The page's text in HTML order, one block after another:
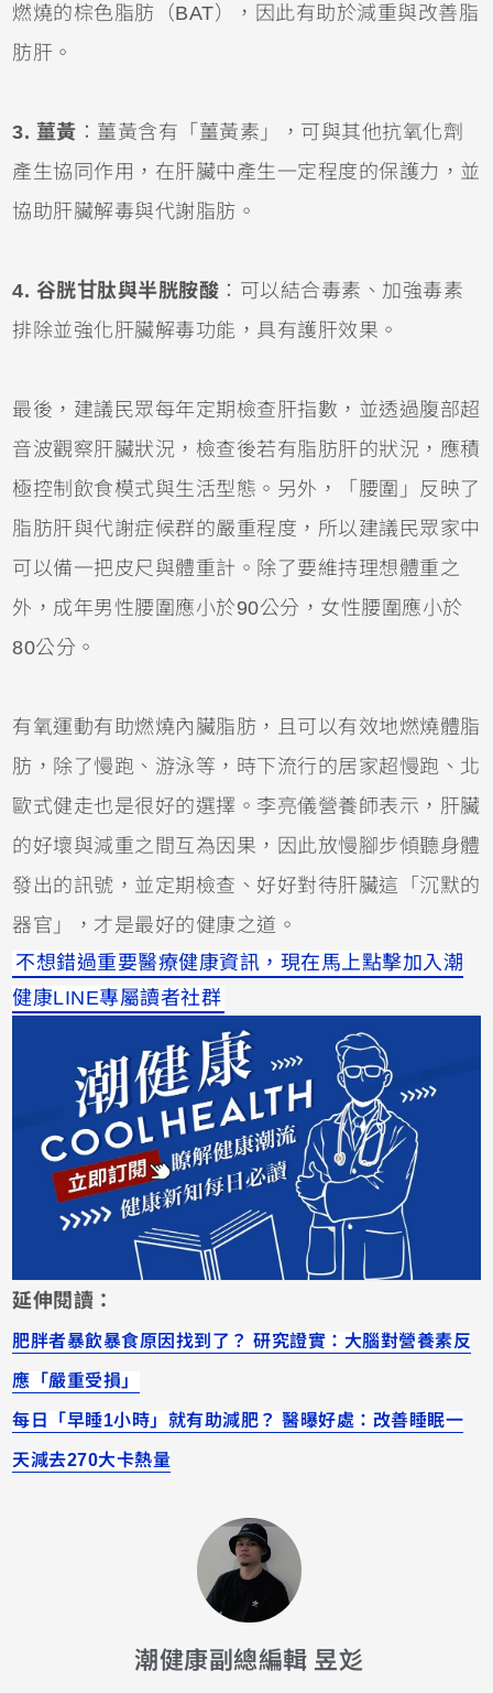
燃燒的棕色脂肪（BAT），因此有助於減重與改善脂
肪肝。
3. 薑黃 ：薑黃含有「薑黃素」，可與其他抗氧化劑
產生協同作用，在肝臟中產生一定程度的保護力，並
協助肝臟解毒與代謝脂肪。
4. 谷胱⽢肽與半胱胺酸 ：可以結合毒素、加強毒素
排除並強化肝臟解毒功能，具有護肝效果。
最後，建議民眾每年定期檢查肝指數，並透過腹部超
音波觀察肝臟狀況，檢查後若有脂肪肝的狀況，應積
極控制飲食模式與生活型態。另外，「腰圍」反映了
脂肪肝與代謝症候群的嚴重程度，所以建議民眾家中
可以備一把皮尺與體重計。除了要維持理想體重之
外，成年男性腰圍應小於90公分，女性腰圍應小於
80公分。
有氧運動有助燃燒內臟脂肪，且可以有效地燃燒體脂
肪，除了慢跑、游泳等，時下流行的居家超慢跑、北
歐式健走也是很好的選擇。李亮儀營養師表示，肝臟
的好壞與減重之間互為因果，因此放慢腳步傾聽身體
發出的訊號，並定期檢查、好好對待肝臟這「沉默的
器官」，才是最好的健康之道。
不想錯過重要醫療健康資訊，現在馬上點擊加入潮
健康LINE專屬讀者社群
延伸閱讀：
肥胖者暴飲暴食原因找到了？ 研究證實：大腦對營養素反
應「嚴重受損」
每日「早睡1小時」就有助減肥？ 醫曝好處：改善睡眠一
天減去270大卡熱量
潮健康副總編輯 昱彣